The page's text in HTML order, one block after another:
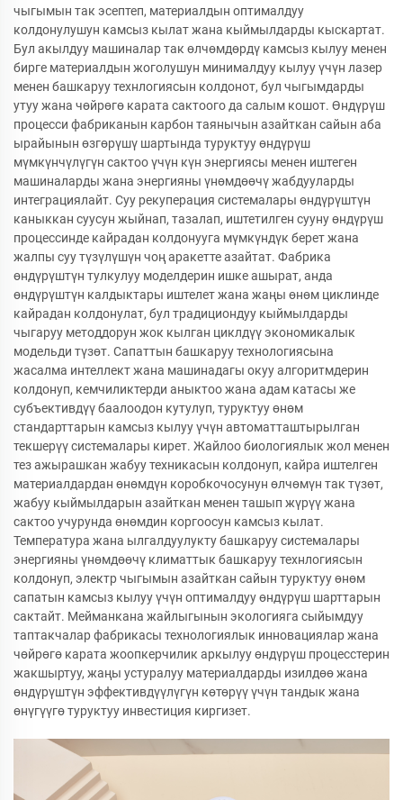
чыгымын так эсептеп, материалдын оптималдуу
колдонулушун камсыз кылат жана кыймылдарды кыскартат.
Бул акылдуу машиналар так өлчөмдөрдү камсыз кылуу менен
бирге материалдын жоголушун минималдуу кылуу үчүн лазер
менен башкаруу технлогиясын колдонот, бул чыгымдарды
утуу жана чөйрөгө карата сактоого да салым кошот. Өндүрүш
процесси фабриканын карбон таянычын азайткан сайын аба
ырайынын өзгөрүшү шартында туруктуу өндүрүш
мүмкүнчүлүгүн сактоо үчүн күн энергиясы менен иштеген
машиналарды жана энергияны үнөмдөөчү жабдууларды
интеграциялайт. Суу рекуперация системалары өндүрүштүн
каныккан суусун жыйнап, тазалап, иштетилген сууну өндүрүш
процессинде кайрадан колдонууга мүмкүндүк берет жана
жалпы суу түзүлүшүн чоң аракетте азайтат. Фабрика
өндүрүштүн тулкулуу моделдерин ишке ашырат, анда
өндүрүштүн калдыктары иштелет жана жаңы өнөм циклинде
кайрадан колдонулат, бул традициондуу кыймылдарды
чыгаруу методдорун жок кылган циклдүү экономикалык
модельди түзөт. Сапаттын башкаруу технологиясына
жасалма интеллект жана машинадагы окуу алгоритмдерин
колдонуп, кемчиликтерди аныктоо жана адам катасы же
субъективдүү баалоодон кутулуп, туруктуу өнөм
стандарттарын камсыз кылуу үчүн автоматташтырылган
текшерүү системалары кирет. Жайлоо биологиялык жол менен
тез ажырашкан жабуу техникасын колдонуп, кайра иштелген
материалдардан өнөмдүн коробкочосунун өлчөмүн так түзөт,
жабуу кыймылдарын азайткан менен ташып жүрүү жана
сактоо учурунда өнөмдин коргоосун камсыз кылат.
Температура жана ылгалдуулукту башкаруу системалары
энергияны үнөмдөөчү климаттык башкаруу технлогиясын
колдонуп, электр чыгымын азайткан сайын туруктуу өнөм
сапатын камсыз кылуу үчүн оптималдуу өндүрүш шарттарын
сактайт. Мейманкана жайлыгынын экологияга сыйымдуу
таптакчалар фабрикасы технологиялык инновациялар жана
чөйрөгө карата жоопкерчилик аркылуу өндүрүш процесстерин
жакшыртуу, жаңы устуралуу материалдарды изилдөө жана
өндүрүштүн эффективдүүлүгүн көтөрүү үчүн тандык жана
өнүгүүгө туруктуу инвестиция киргизет.